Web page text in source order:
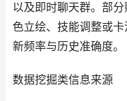
以及即时聊天群。部
色立绘、技能调整或
新频率与历史准确度。
数据挖掘类信息来源